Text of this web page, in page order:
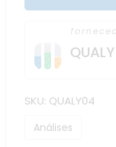
SKU: QUALY04
Análises